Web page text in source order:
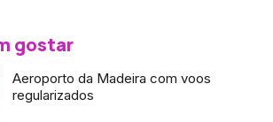
gostar
Aeroporto da Madeira com voos
regularizados